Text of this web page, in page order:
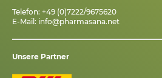
Telefon: +49 (0)7222/9675620
E-Mail: info@pharmasana.net
Unsere Partner